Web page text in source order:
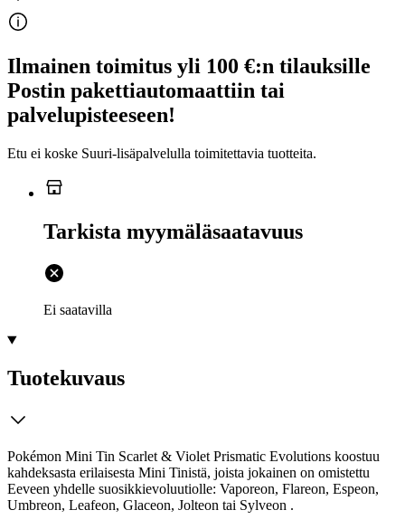
Ilmainen toimitus yli 100 €:n tilauksille
Postin pakettiautomaattiin tai
palvelupisteeseen!
Etu ei koske Suuri‑lisäpalvelulla toimitettavia tuotteita.
Tarkista myymäläsaatavuus
Ei saatavilla
Tuotekuvaus
Pokémon Mini Tin Scarlet & Violet Prismatic Evolutions koostuu
kahdeksasta erilaisesta Mini Tinistä, joista jokainen on omistettu
Eeveen yhdelle suosikkievoluutiolle: Vaporeon, Flareon, Espeon,
Umbreon, Leafeon, Glaceon, Jolteon tai Sylveon .​